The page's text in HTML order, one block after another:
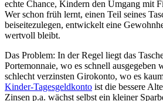
echte Chance, Kindern den Umgang mit
Wer schon früh lernt, einen Teil seines
beiseitezulegen, entwickelt eine
wertvoll bleibt.
Das Problem: In der Regel liegt das
Portemonnaie, wo es schnell ausgegeben
schlecht verzinsten Girokonto, wo es
Kinder-Tagesgeldkonto ist die bessere
Zinsen p.a. wächst selbst ein kleiner